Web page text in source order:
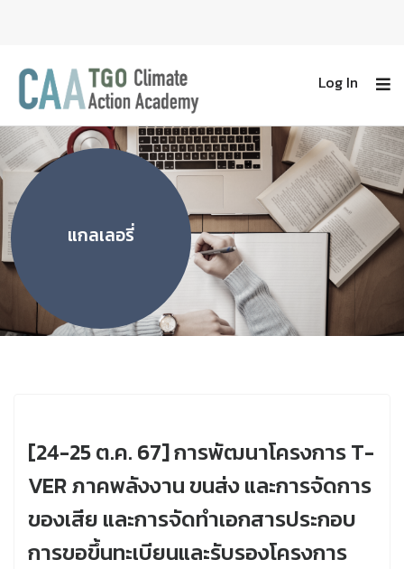
Log In
แกลเลอรี่
[24-25 ต.ค. 67] การพัฒนาโครงการ T-
VER ภาคพลังงาน ขนส่ง และการจัดการ
ของเสีย และการจัดทำเอกสารประกอบ
การขอขึ้นทะเบียนและรับรองโครงการ